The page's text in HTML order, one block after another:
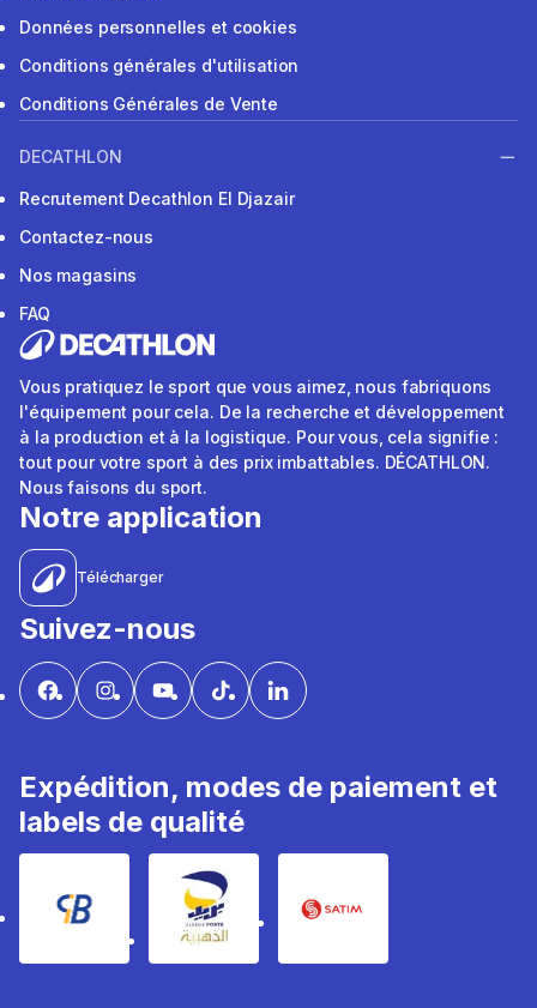
Données personnelles et cookies
Conditions générales d'utilisation
Conditions Générales de Vente
DECATHLON
Recrutement Decathlon El Djazair
Contactez-nous
Nos magasins
FAQ
Vous pratiquez le sport que vous aimez, nous fabriquons
l'équipement pour cela. De la recherche et développement
à la production et à la logistique. Pour vous, cela signifie :
tout pour votre sport à des prix imbattables. DÉCATHLON.
Nous faisons du sport.
Notre application
Télécharger
Suivez-nous
Expédition, modes de paiement et
labels de qualité